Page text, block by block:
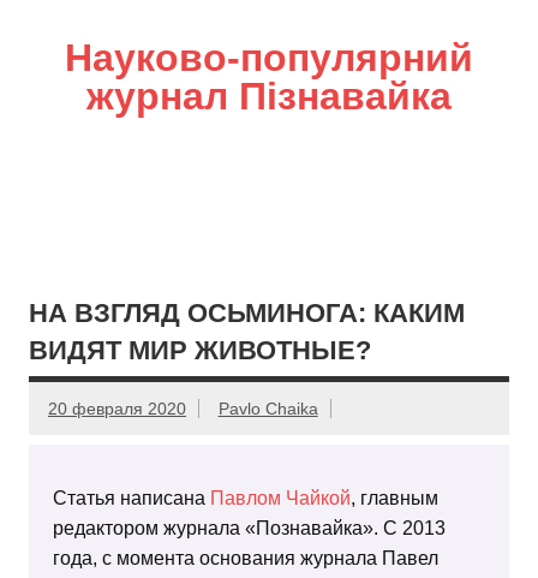
Науково-популярний
журнал Пізнавайка
НА ВЗГЛЯД ОСЬМИНОГА: КАКИМ
ВИДЯТ МИР ЖИВОТНЫЕ?
20 февраля 2020 Pavlo Chaika
Статья написана Павлом Чайкой, главным
редактором журнала «Познавайка». С 2013
года, с момента основания журнала Павел